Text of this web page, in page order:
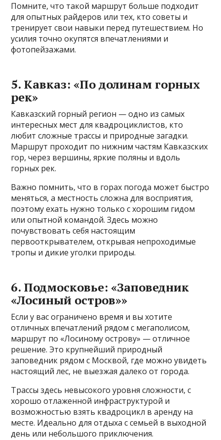
Помните, что такой маршрут больше подходит
для опытных райдеров или тех, кто советы и
тренирует свои навыки перед путешествием. Но
усилия точно окупятся впечатлениями и
фотопейзажами.
5. Кавказ: «По долинам горных
рек»
Кавказский горный регион — одно из самых
интересных мест для квадроциклистов, кто
любит сложные трассы и природные загадки.
Маршрут проходит по нижним частям Кавказских
гор, через вершины, яркие поляны и вдоль
горных рек.
Важно помнить, что в горах погода может быстро
меняться, а местность сложна для восприятия,
поэтому ехать нужно только с хорошим гидом
или опытной командой. Здесь можно
почувствовать себя настоящим
первооткрывателем, открывая непроходимые
тропы и дикие уголки природы.
6. Подмосковье: «Заповедник
«Лосиный остров»»
Если у вас ограничено время и вы хотите
отличных впечатлений рядом с мегаполисом,
маршрут по «Лосиному острову» — отличное
решение. Это крупнейший природный
заповедник рядом с Москвой, где можно увидеть
настоящий лес, не выезжая далеко от города.
Трассы здесь невысокого уровня сложности, с
хорошо отлаженной инфраструктурой и
возможностью взять квадроцикл в аренду на
месте. Идеально для отдыха с семьей в выходной
день или небольшого приключения.